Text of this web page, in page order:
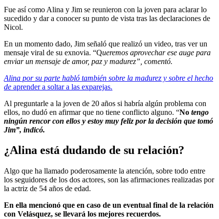
Fue así como Alina y Jim se reunieron con la joven para aclarar lo
sucedido y dar a conocer su punto de vista tras las declaraciones de
Nicol.
En un momento dado, Jim señaló que realizó un video, tras ver un
mensaje viral de su exnovia. “Queremos aprovechar ese auge para
enviar un mensaje de amor, paz y madurez”, comentó.
Alina por su parte habló también sobre la madurez y sobre el hecho
de aprender a soltar a las exparejas.
Al preguntarle a la joven de 20 años si habría algún problema con
ellos, no dudó en afirmar que no tiene conflicto alguno. “No tengo
ningún rencor con ellos y estoy muy feliz por la decisión que tomó
Jim”, indicó.
¿Alina está dudando de su relación?
Algo que ha llamado poderosamente la atención, sobre todo entre
los seguidores de los dos actores, son las afirmaciones realizadas por
la actriz de 54 años de edad.
En ella mencionó que en caso de un eventual final de la relación
con Velásquez, se llevará los mejores recuerdos.